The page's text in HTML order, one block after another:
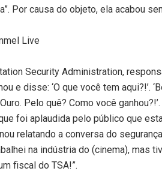
Por causa do objeto, ela acabou
Live
Security Administration,
e disse: ‘O que você tem aqui?!’.
Pelo quê? Como você
que foi aplaudida pelo público que
relatando a conversa do
na indústria do (cinema), mas
fiscal do TSA!”.